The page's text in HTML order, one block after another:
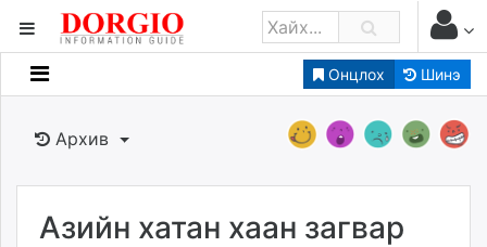
Онцлох Шинэ
Мэдээллийн
Банк санхүү
Бизнес ААН
Төрийн
Архив
Азийн хатан хаан загвар